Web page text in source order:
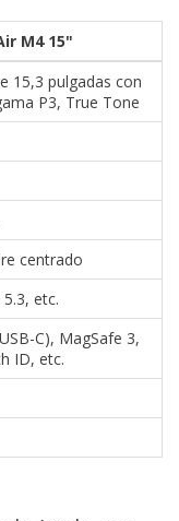
M4 15"
15,3 pulgadas con
P3, True Tone
centrado
etc.
C), MagSafe 3,
ID, etc.